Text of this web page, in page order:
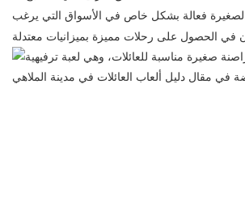
فعالة بشكل خاص في الأسواق التي يرغب